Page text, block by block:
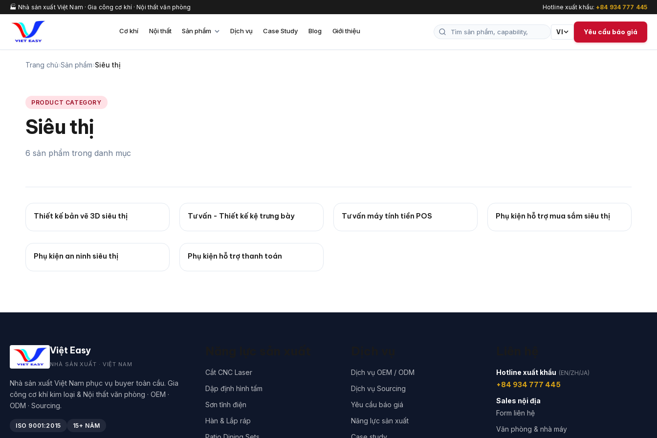
🏭 Nhà sản xuất Việt Nam · Gia công cơ khí · Nội thất văn phòng Hotline xuất khẩu:+84 934 777 445
Cơ khí Nội thất Sản phẩm Dịch vụ Case Study Blog Giới thiệu VI Yêu cầu báo giá
Trang chủ›Sản phẩm›Siêu thị
PRODUCT CATEGORY
Siêu thị
6 sản phẩm trong danh mục
Thiết kế bản vẽ 3D siêu thị Tư vấn - Thiết kế kệ trưng bày Tư vấn máy tính tiền POS Phụ kiện hỗ trợ mua sắm siêu thị
Phụ kiện an ninh siêu thị Phụ kiện hỗ trợ thanh toán
Việt Easy
NHÀ SẢN XUẤT · VIỆT NAM
Nhà sản xuất Việt Nam phục vụ buyer toàn cầu. Gia
công cơ khí kim loại & Nội thất văn phòng · OEM ·
ODM · Sourcing.
ISO 9001:2015 15+ NĂM
Cắt CNC Laser
Dập định hình tấm
Sơn tĩnh điện
Hàn & Lắp ráp
Dịch vụ OEM / ODM
Dịch vụ Sourcing
Yêu cầu báo giá
Năng lực sản xuất
Hotline xuất khẩu (EN/ZH/JA)
+84 934 777 445
Sales nội địa
Form liên hệ
Văn phòng & nhà máy